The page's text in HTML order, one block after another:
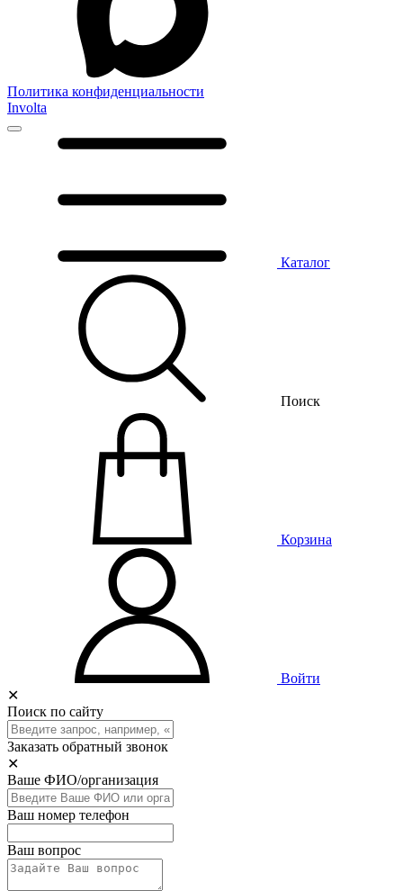
Политика конфиденциальности
Involta
Каталог
Поиск
Корзина
Войти
✕
Поиск по сайту
Заказать обратный звонок
✕
Ваше ФИО/организация
Ваш номер телефон
Ваш вопрос